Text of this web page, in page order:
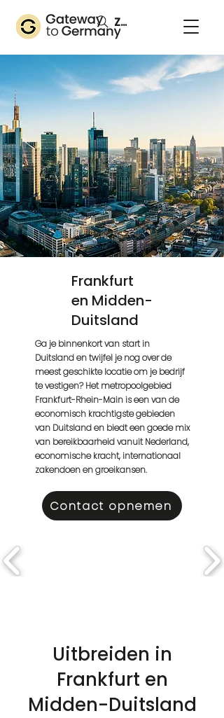
Zoeken
Frankfurt
en Midden-
Duitsland
Ga je binnenkort van start in
Duitsland en twijfel je nog over de
meest geschikte locatie om je bedrijf
te vestigen? Het metropoolgebied
Frankfurt-Rhein-Main is een van de
economisch krachtigste gebieden
van Duitsland en biedt een goede mix
van bereikbaarheid vanuit Nederland,
economische kracht, internationaal
zakendoen en groeikansen.
Contact opnemen
Uitbreiden in
Frankfurt en
Midden-Duitsland